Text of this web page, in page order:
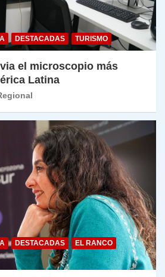
DESTACADAS TURISMO
el microscopio más
Latina
DESTACADAS
EL RANCO